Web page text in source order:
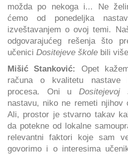
možda po nekoga i... Ne
ćemo od ponedeljka
izveštavanjem o ovoj temi.
odgovarajućeg rešenja što
učenici Dositejeve škole bili
Mišić Stanković:
Opet
računa o kvalitetu nastave i
procesa. Oni u Dositejevoj
nastavu, niko ne remeti njihov
Ali, prostor je stvarno takav
da potekne od lokalne
relevantni faktori koje sam
govorimo i o interesima